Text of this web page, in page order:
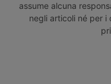
assume alcuna
negli articoli né per i